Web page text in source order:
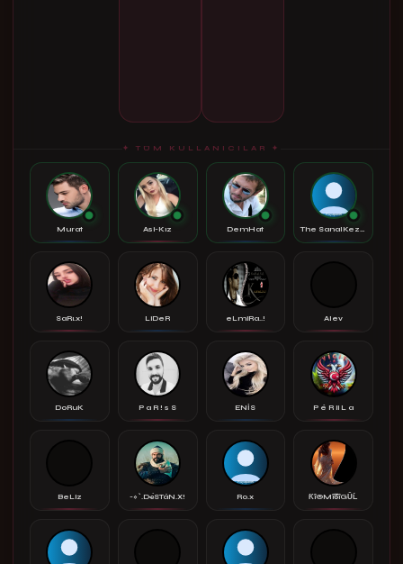
✦ TÜM KULLANICILAR ✦
Murat Asi-Kız DemHat The SanalKezzap
SaRı.x! LiDeR eLmiRa..! Alev
DoRuK P a R ! s S ENİS P é R ii L a
BeLiz -»`.Dҽ́STáN.X! Ro.x Ƙî®MîᘔîGŬĹ